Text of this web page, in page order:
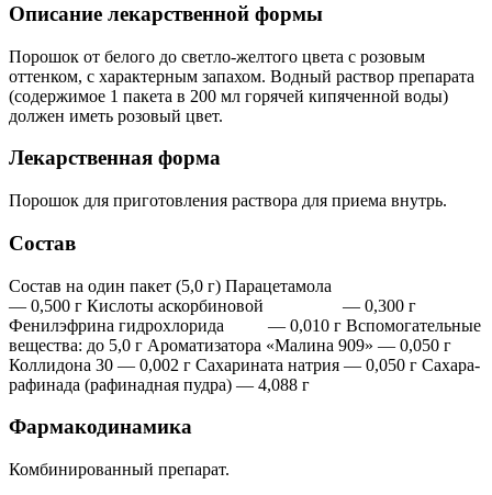
Описание лекарственной формы
Порошок от белого до светло-желтого цвета с розовым
оттенком, с характерным запахом. Водный раствор препарата
(содержимое 1 пакета в 200 мл горячей кипяченной воды)
должен иметь розовый цвет.
Лекарственная форма
Порошок для приготовления раствора для приема внутрь.
Состав
Состав на один пакет (5,0 г) Парацетамола
— 0,500 г Кислоты аскорбиновой — 0,300 г
Фенилэфрина гидрохлорида — 0,010 г Вспомогательные
вещества: до 5,0 г Ароматизатора «Малина 909» — 0,050 г
Коллидона 30 — 0,002 г Сахарината натрия — 0,050 г Сахара-
рафинада (рафинадная пудра) — 4,088 г
Фармакодинамика
Комбинированный препарат.